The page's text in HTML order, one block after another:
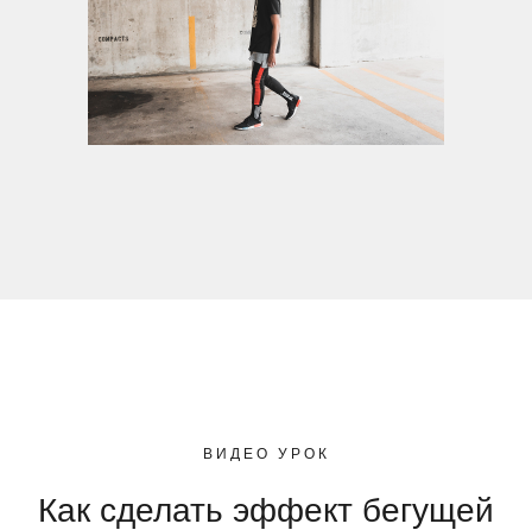
ВИДЕО УРОК
Как сделать эффект бегущей